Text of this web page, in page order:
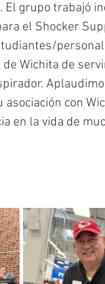
El grupo trabajó
el Shocker
de Wichita de
asociación con
en la vida de